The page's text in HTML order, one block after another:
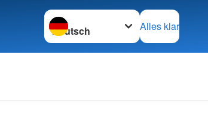
Sprache wechseln zu
Alles klar